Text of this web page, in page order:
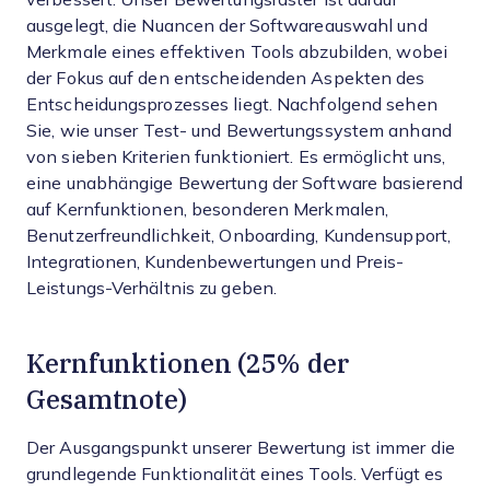
ausgelegt, die Nuancen der Softwareauswahl und
Merkmale eines effektiven Tools abzubilden, wobei
der Fokus auf den entscheidenden Aspekten des
Entscheidungsprozesses liegt. Nachfolgend sehen
Sie, wie unser Test- und Bewertungssystem anhand
von sieben Kriterien funktioniert. Es ermöglicht uns,
eine unabhängige Bewertung der Software basierend
auf Kernfunktionen, besonderen Merkmalen,
Benutzerfreundlichkeit, Onboarding, Kundensupport,
Integrationen, Kundenbewertungen und Preis-
Leistungs-Verhältnis zu geben.
Kernfunktionen (25% der
Gesamtnote)
Der Ausgangspunkt unserer Bewertung ist immer die
grundlegende Funktionalität eines Tools. Verfügt es